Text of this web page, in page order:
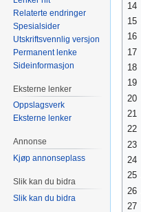
14
15
16
17
18
19
20
21
22
23
24
25
26
27
Relaterte endringer
Spesialsider
Utskriftsvennlig versjon
Permanent lenke
Sideinformasjon
Eksterne lenker
Oppslagsverk
Eksterne lenker
Annonse
Kjøp annonseplass
Slik kan du bidra
Slik kan du bidra